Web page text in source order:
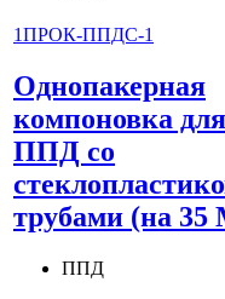
1ПРОК-ППДС-1
Однопакерная
компоновка для
ППД со
трубами (на
ППД